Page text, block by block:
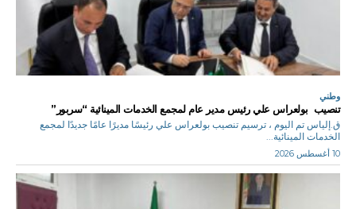
وطني
تنصيب بولعراس علي رئيس مدير عام لمجمع الخدمات المينائية “سربور”
ق.إلياس تم اليوم ، ترسيم تنصيب بولعراس علي رئيسًا مديرًا عامًا جديدًا لمجمع
الخدمات المينائية...
10 أغسطس 2026